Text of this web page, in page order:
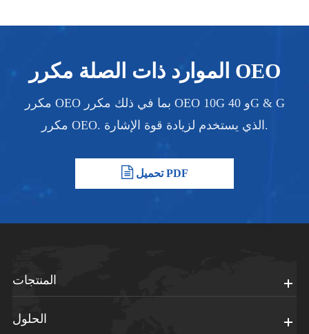
الموارد ذات الصلة مكرر OEO
مكرر OEO بما في ذلك مكرر OEO 10G و 40G & G
مكرر OEO. الذي يستخدم لزيادة قوة الإشارة.
تحميل PDF
المنتجات
الحلول